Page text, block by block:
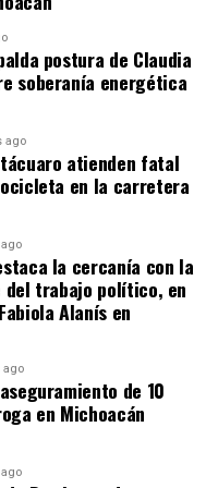
postura de Claudia
soberanía energética
ago
atienden fatal
en la carretera
la cercanía con la
del trabajo político, en
Alanís en
ago
de 10
en Michoacán